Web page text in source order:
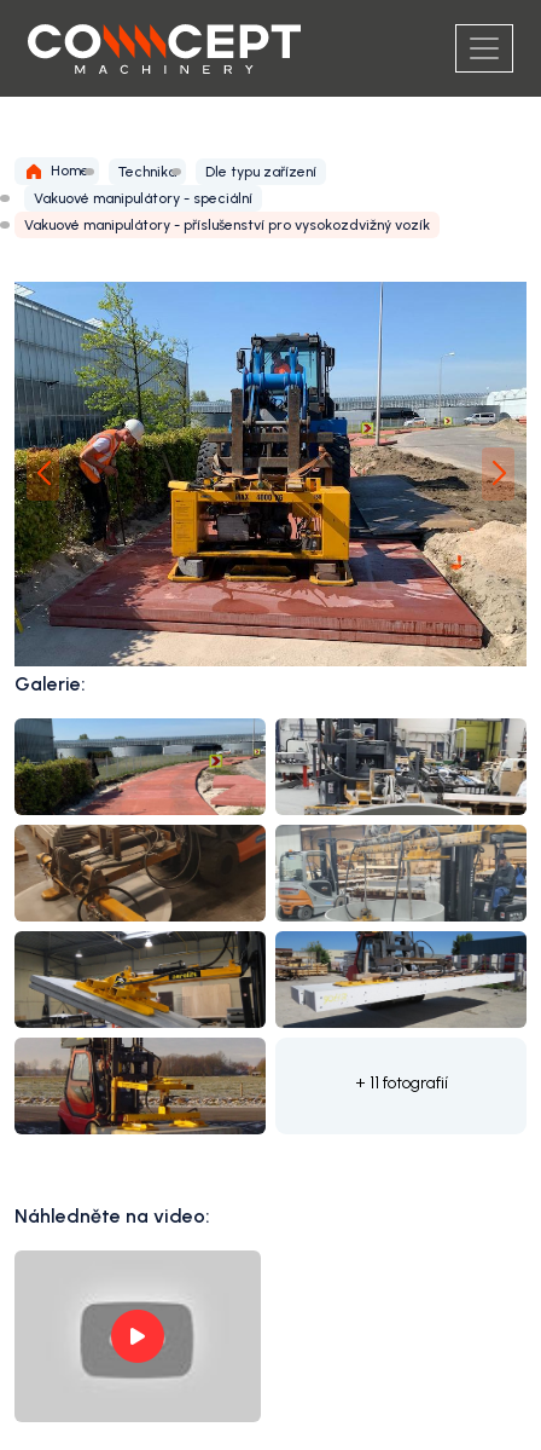
Home Technika
Dle typu zařízení
Vakuové manipulátory - speciální
Vakuové manipulátory - příslušenství pro vysokozdvižný vozík
Galerie:
+ 11 fotografií
Náhledněte na video: